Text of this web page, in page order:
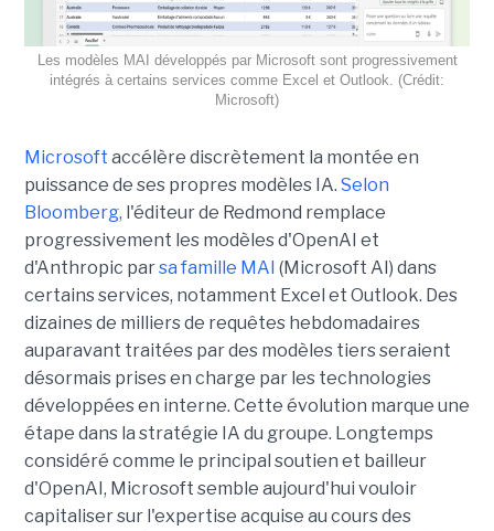
Les modèles MAI développés par Microsoft sont progressivement
intégrés à certains services comme Excel et Outlook. (Crédit:
Microsoft)
Microsoft accélère discrètement la montée en
puissance de ses propres modèles IA. Selon
Bloomberg, l'éditeur de Redmond remplace
progressivement les modèles d'OpenAI et
d'Anthropic parsa famille MAI (Microsoft AI) dans
certains services, notamment Excel et Outlook. Des
dizaines de milliers de requêtes hebdomadaires
auparavant traitées par des modèles tiers seraient
désormais prises en charge par les technologies
développées en interne. Cette évolution marque une
étape dans la stratégie IA du groupe. Longtemps
considéré comme le principal soutien et bailleur
d'OpenAI, Microsoft semble aujourd'hui vouloir
capitaliser sur l'expertise acquise au cours des